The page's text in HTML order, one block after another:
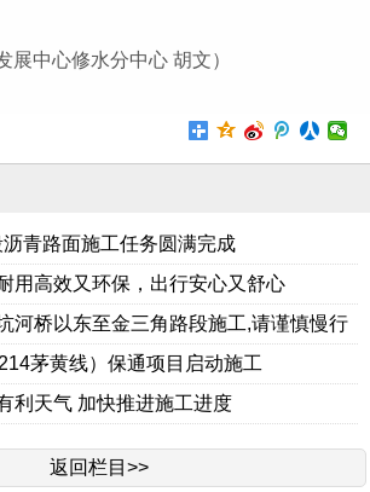
中心修水分中心 胡文）
青路面施工任务圆满完成
用高效又环保，出行安心又舒心
河桥以东至金三角路段施工,请谨慎慢行
茅黄线）保通项目启动施工
利天气 加快推进施工进度
返回栏目>>